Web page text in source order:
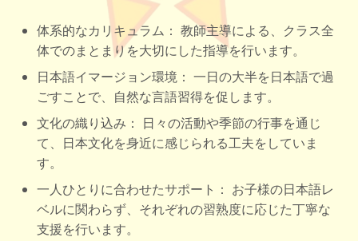
体系的なカリキュラム： 教師主導による、クラス全
体でのまとまりを大切にした指導を行います。
日本語イマージョン環境： 一日の大半を日本語で過
ごすことで、自然な言語習得を促します。
文化の織り込み： 日々の活動や季節の行事を通じ
て、日本文化を身近に感じられる工夫をしていま
す。
一人ひとりに合わせたサポート： お子様の日本語レ
ベルに関わらず、それぞれの習熟度に応じた丁寧な
支援を行います。